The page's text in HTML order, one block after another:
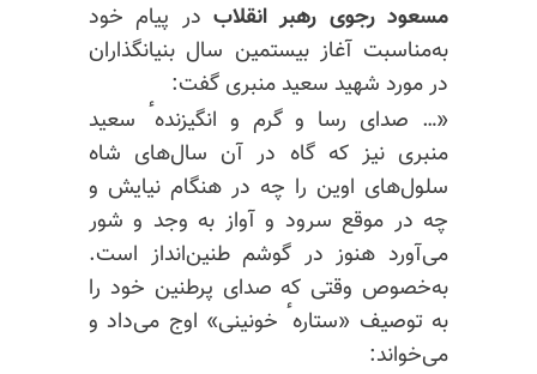
مسعود رجوی رهبر انقلاب در پیام خود
به‌مناسبت آغاز بیستمین سال بنیانگذاران
در مورد شهید سعید منبری گفت:
«… صدای رسا و گرم و انگیزندهٴ سعید
منبری نیز که گاه در آن سال‌های شاه
سلول‌های اوین را چه در هنگام نیایش و
چه در موقع سرود و آواز به وجد و شور
می‌آورد هنوز در گوشم طنین‌انداز است.
به‌خصوص وقتی که صدای پرطنین خود را
به توصیف «ستارهٴ خونینی» اوج می‌داد و
می‌خواند: